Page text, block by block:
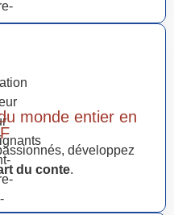
monde entier en
développez
du conte.